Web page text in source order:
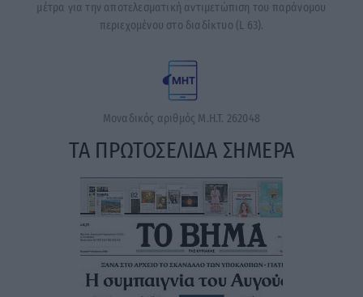
μέτρα για την αποτελεσματική αντιμετώπιση του παράνομου
περιεχομένου στο διαδίκτυο (L 63).
Μοναδικός αριθμός Μ.Η.Τ. 262048
ΤΑ ΠΡΩΤΟΣΕΛΙΔΑ ΣΗΜΕΡΑ